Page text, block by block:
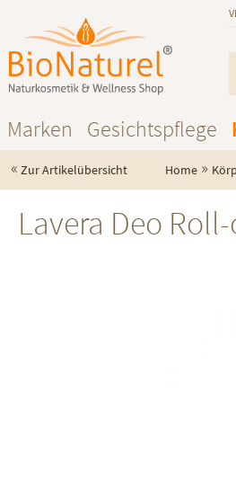
Marken Gesichtspflege
« Zur Artikelübersicht Home »
Lavera Deo